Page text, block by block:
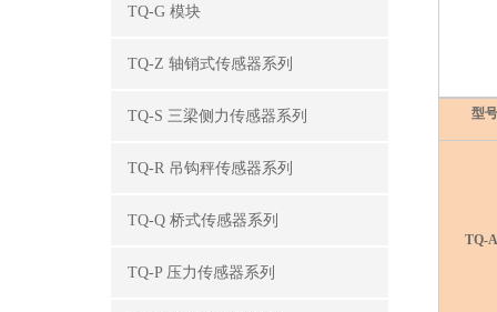
TQ-G 模块
TQ-Z 轴销式传感器系列
TQ-S 三梁侧力传感器系列
TQ-R 吊钩秤传感器系列
TQ-Q 桥式传感器系列
TQ-P 压力传感器系列
型号
TQ-